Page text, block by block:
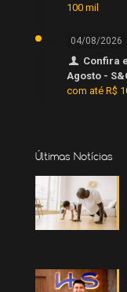
100 mil
04/08/2026
Confira
Agosto -
com até R$
Últimas Notícias